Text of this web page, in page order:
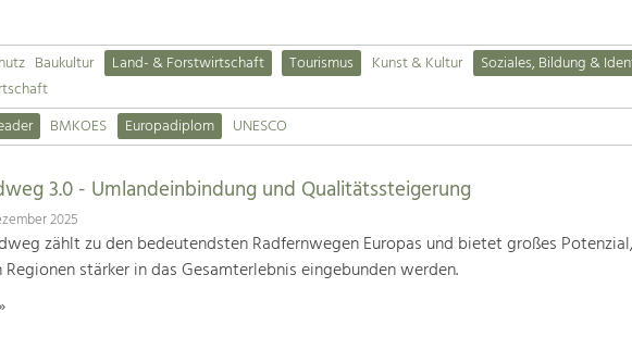
Baukultur Land- & Forstwirtschaft Tourismus Kunst & Kultur
Soziales, Bildung &
BMKOES Europadiplom UNESCO
3.0 - Umlandeinbindung und Qualitätssteigerung
2025
zählt zu den bedeutendsten Radfernwegen Europas und bietet großes
stärker in das Gesamterlebnis eingebunden werden.